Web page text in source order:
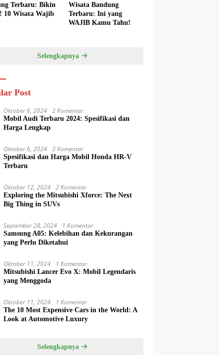
Terbaru: Bikin
10 Wisata Wajib
Wisata Bandung
Terbaru: Ini yang
WAJIB Kamu Tahu!
Selengkapnya
Post
Oktober 6, 2024 2 Komentar
Mobil Audi Terbaru 2024: Spesifikasi dan
Harga Lengkap
Oktober 6, 2024 2 Komentar
Spesifikasi dan Harga Mobil Honda HR-V
Terbaru
Oktober 12, 2024 2 Komentar
Exploring the Mitsubishi Xforce: The Next
Big Thing in SUVs
September 28, 2024 1 Komentar
Samsung A05: Kelebihan dan Kekurangan
yang Perlu Diketahui
Oktober 11, 2024 1 Komentar
Mitsubishi Lancer Evo X: Mobil Legendaris
yang Menggoda
Oktober 11, 2024 1 Komentar
The 10 Most Expensive Cars in the World: A
Look at Automotive Luxury
Selengkapnya